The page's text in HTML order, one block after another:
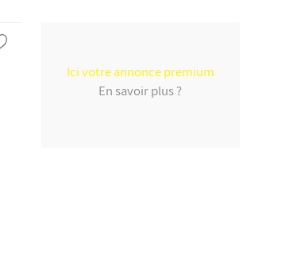
Ici votre annonce premium
En savoir plus ?